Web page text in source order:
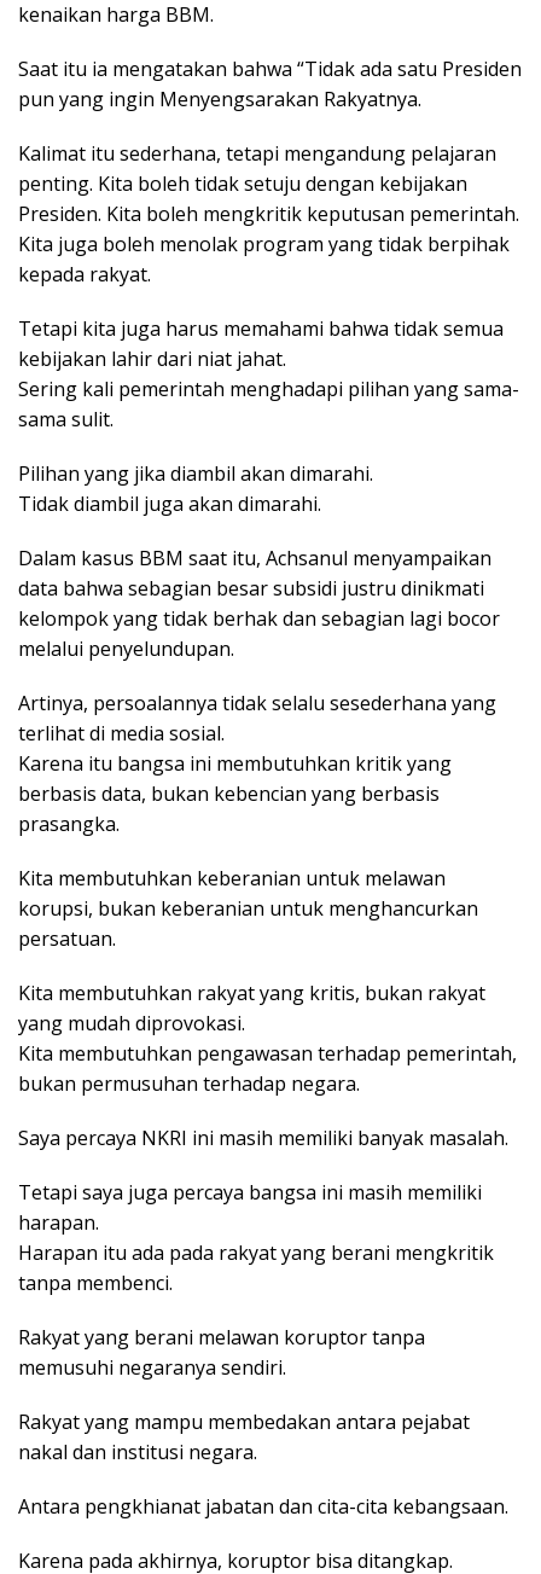
kenaikan harga BBM.
Saat itu ia mengatakan bahwa “Tidak ada satu Presiden
pun yang ingin Menyengsarakan Rakyatnya.
Kalimat itu sederhana, tetapi mengandung pelajaran
penting. Kita boleh tidak setuju dengan kebijakan
Presiden. Kita boleh mengkritik keputusan pemerintah.
Kita juga boleh menolak program yang tidak berpihak
kepada rakyat.
Tetapi kita juga harus memahami bahwa tidak semua
kebijakan lahir dari niat jahat.
Sering kali pemerintah menghadapi pilihan yang sama-
sama sulit.
Pilihan yang jika diambil akan dimarahi.
Tidak diambil juga akan dimarahi.
Dalam kasus BBM saat itu, Achsanul menyampaikan
data bahwa sebagian besar subsidi justru dinikmati
kelompok yang tidak berhak dan sebagian lagi bocor
melalui penyelundupan.
Artinya, persoalannya tidak selalu sesederhana yang
terlihat di media sosial.
Karena itu bangsa ini membutuhkan kritik yang
berbasis data, bukan kebencian yang berbasis
prasangka.
Kita membutuhkan keberanian untuk melawan
korupsi, bukan keberanian untuk menghancurkan
persatuan.
Kita membutuhkan rakyat yang kritis, bukan rakyat
yang mudah diprovokasi.
Kita membutuhkan pengawasan terhadap pemerintah,
bukan permusuhan terhadap negara.
Saya percaya NKRI ini masih memiliki banyak masalah.
Tetapi saya juga percaya bangsa ini masih memiliki
harapan.
Harapan itu ada pada rakyat yang berani mengkritik
tanpa membenci.
Rakyat yang berani melawan koruptor tanpa
memusuhi negaranya sendiri.
Rakyat yang mampu membedakan antara pejabat
nakal dan institusi negara.
Antara pengkhianat jabatan dan cita-cita kebangsaan.
Karena pada akhirnya, koruptor bisa ditangkap.